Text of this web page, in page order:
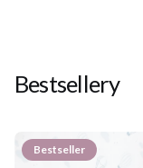
Bestsellery
Bestseller